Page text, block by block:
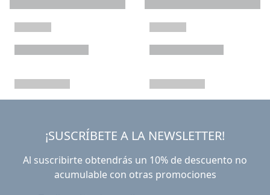
¡SUSCRÍBETE A LA NEWSLETTER!
Al suscribirte obtendrás un 10% de descuento no
acumulable con otras promociones